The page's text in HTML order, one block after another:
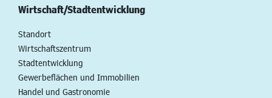
Wirtschaft/Stadtentwicklung
Standort
Wirtschaftszentrum
Stadtentwicklung
Gewerbeflächen und Immobilien
Handel und Gastronomie